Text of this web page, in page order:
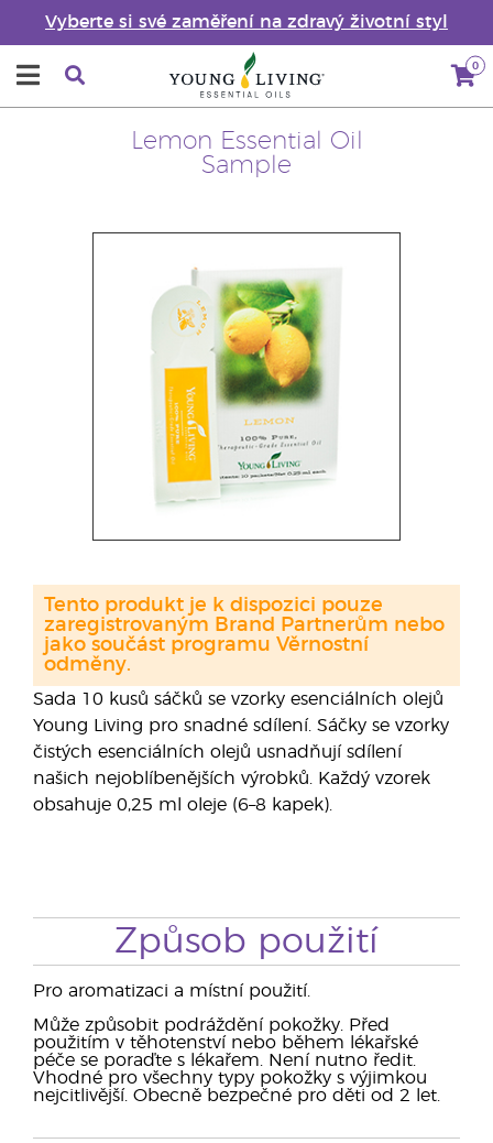
Vyberte si své zaměření na zdravý životní styl
0
Lemon Essential Oil
Sample
Sada 10 kusů sáčků se vzorky esenciálních olejů
Young Living pro snadné sdílení. Sáčky se vzorky
čistých esenciálních olejů usnadňují sdílení
našich nejoblíbenějších výrobků. Každý vzorek
obsahuje 0,25 ml oleje (6–8 kapek).
Tento produkt je k dispozici pouze
zaregistrovaným Brand Partnerům nebo
jako součást programu Věrnostní
odměny.
Způsob použití
Pro aromatizaci a místní použití.
Může způsobit podráždění pokožky. Před
použitím v těhotenství nebo během lékařské
péče se poraďte s lékařem. Není nutno ředit.
Vhodné pro všechny typy pokožky s výjimkou
nejcitlivější. Obecně bezpečné pro děti od 2 let.